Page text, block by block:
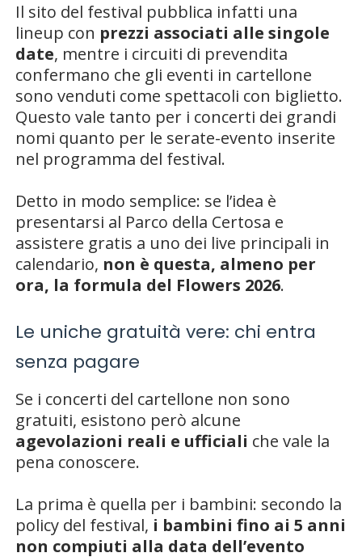
Il sito del festival pubblica infatti una
lineup con prezzi associati alle singole
date, mentre i circuiti di prevendita
confermano che gli eventi in cartellone
sono venduti come spettacoli con biglietto.
Questo vale tanto per i concerti dei grandi
nomi quanto per le serate-evento inserite
nel programma del festival.
Detto in modo semplice: se l’idea è
presentarsi al Parco della Certosa e
assistere gratis a uno dei live principali in
calendario, non è questa, almeno per
ora, la formula del Flowers 2026.
Le uniche gratuità vere: chi entra
senza pagare
Se i concerti del cartellone non sono
gratuiti, esistono però alcune
agevolazioni reali e ufficiali che vale la
pena conoscere.
La prima è quella per i bambini: secondo la
policy del festival, i bambini fino ai 5 anni
non compiuti alla data dell’evento